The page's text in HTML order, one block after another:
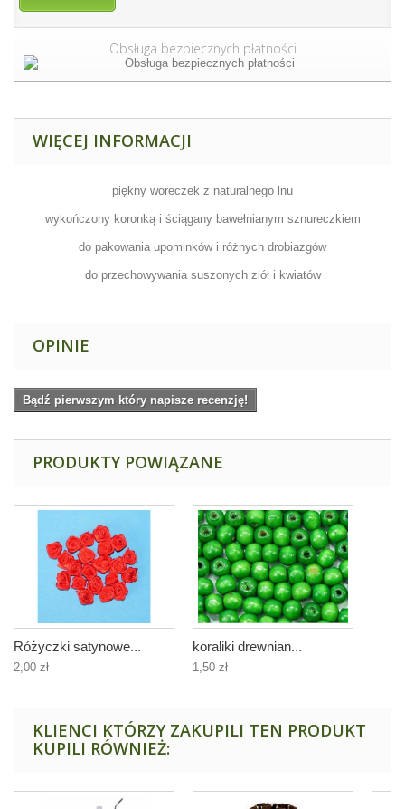
Obsługa bezpiecznych płatności
WIĘCEJ INFORMACJI
piękny woreczek z naturalnego lnu
wykończony koronką i ściągany bawełnianym sznureczkiem
do pakowania upominków i różnych drobiazgów
do przechowywania suszonych ziół i kwiatów
OPINIE
Bądź pierwszym który napisze recenzję!
PRODUKTY POWIĄZANE
Różyczki satynowe...
2,00 zł
koraliki drewnian...
1,50 zł
KLIENCI KTÓRZY ZAKUPILI TEN PRODUKT
KUPILI RÓWNIEŻ: